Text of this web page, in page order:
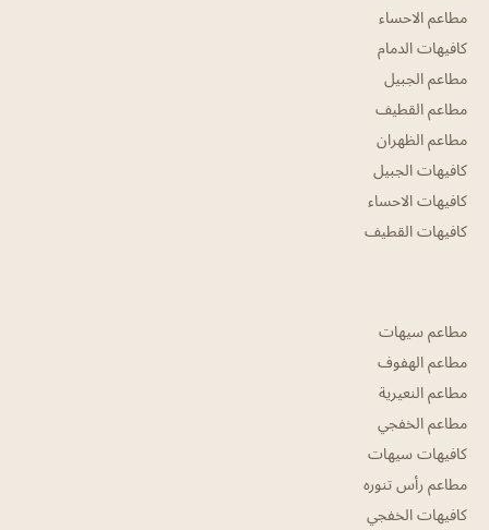
مطاعم الاحساء
كافيهات الدمام
مطاعم الجبيل
مطاعم القطيف
مطاعم الظهران
كافيهات الجبيل
كافيهات الاحساء
كافيهات القطيف
مطاعم سيهات
مطاعم الهفوف
مطاعم النعيرية
مطاعم الخفجي
كافيهات سيهات
مطاعم رأس تنوره
كافيهات الخفجي